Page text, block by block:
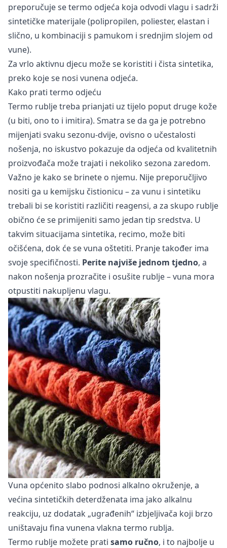
preporučuje se termo odjeća koja odvodi vlagu i sadrži
sintetičke materijale (polipropilen, poliester, elastan i
slično, u kombinaciji s pamukom i srednjim slojem od
vune).
Za vrlo aktivnu djecu može se koristiti i čista sintetika,
preko koje se nosi vunena odjeća.
Kako prati termo odjeću
Termo rublje treba prianjati uz tijelo poput druge kože
(u biti, ono to i imitira). Smatra se da ga je potrebno
mijenjati svaku sezonu-dvije, ovisno o učestalosti
nošenja, no iskustvo pokazuje da odjeća od kvalitetnih
proizvođača može trajati i nekoliko sezona zaredom.
Važno je kako se brinete o njemu. Nije preporučljivo
nositi ga u kemijsku čistionicu – za vunu i sintetiku
trebali bi se koristiti različiti reagensi, a za skupo rublje
obično će se primijeniti samo jedan tip sredstva. U
takvim situacijama sintetika, recimo, može biti
očišćena, dok će se vuna oštetiti. Pranje također ima
svoje specifičnosti. Perite najviše jednom tjedno, a
nakon nošenja prozračite i osušite rublje – vuna mora
otpustiti nakupljenu vlagu.
Vuna općenito slabo podnosi alkalno okruženje, a
većina sintetičkih deterdženata ima jako alkalnu
reakciju, uz dodatak „ugrađenih“ izbjeljivača koji brzo
uništavaju fina vunena vlakna termo rublja.
Termo rublje možete prati samo ručno, i to najbolje u